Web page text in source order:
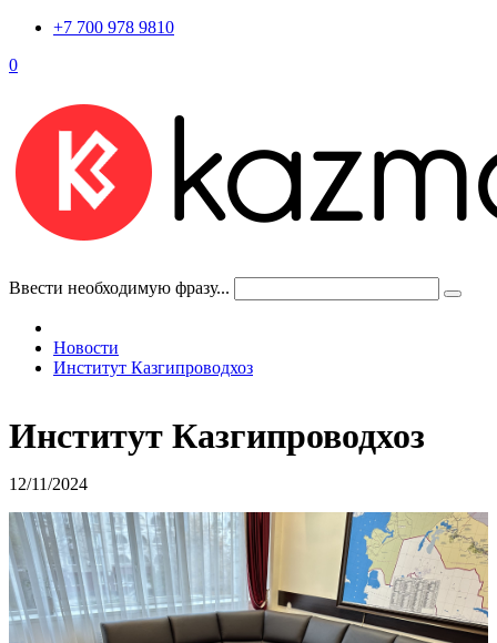
+7 700 978 9810
0
Ввести необходимую фразу...
Новости
Институт Казгипроводхоз
Институт Казгипроводхоз
12/11/2024